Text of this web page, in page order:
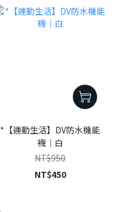
*【運動生活】DV防水機能
襪｜白
NT$950
NT$450